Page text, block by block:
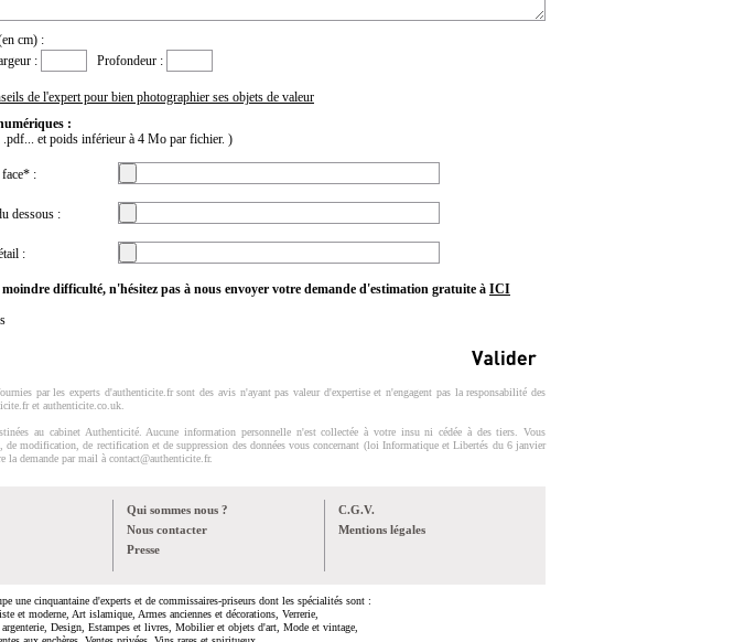
cm) :
: Profondeur :
de l'expert pour bien photographier ses objets de valeur
:
et poids inférieur à 4 Mo par fichier. )
face* :
dessous :
:
difficulté, n'hésitez pas à nous envoyer votre demande d'estimation gratuite à ICI
par les experts d'authenticite.fr sont des avis n'ayant pas valeur d'expertise et n'engagent pas la responsabilité des
et authenticite.co.uk.
au cabinet Authenticité. Aucune information personnelle n'est collectée à votre insu ni cédée à des tiers. Vous
de modification, de rectification et de suppression des données vous concernant (loi Informatique et Libertés du 6 janvier
la demande par mail à contact@authenticite.fr.
Qui sommes nous ?
Nous contacter
Presse
C.G.V.
Mentions légales
une cinquantaine d'experts et de commissaires-priseurs dont les spécialités sont :
et moderne, Art islamique, Armes anciennes et décorations, Verrerie,
Design, Estampes et livres, Mobilier et objets d'art, Mode et vintage,